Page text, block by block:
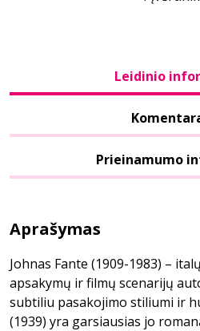
Leidinio
Prieinamumo
Aprašymas
Johnas Fante (1909-1983) –
apsakymų ir filmų scenarijų
subtiliu pasakojimo stiliumi ir
(1939) yra garsiausias jo